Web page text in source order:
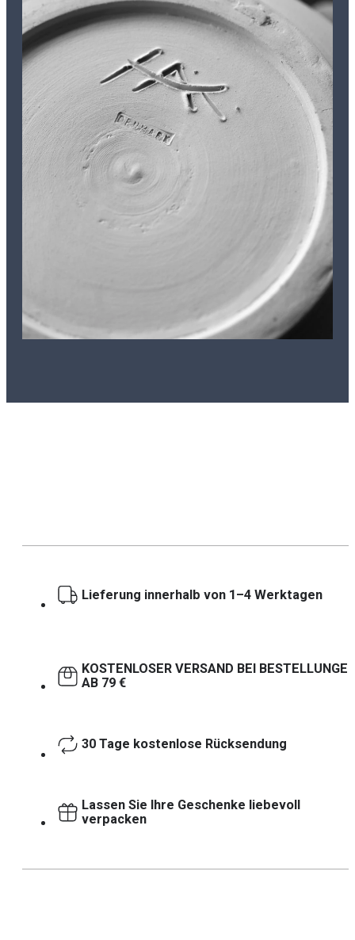
Lieferung innerhalb von 1–4 Werktagen
KOSTENLOSER VERSAND BEI
AB 79 €
30 Tage kostenlose Rücksendung
Lassen Sie Ihre Geschenke liebevoll
verpacken